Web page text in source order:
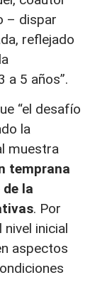
– dispar
reflejado
a 5 años”.
“el desafío
la
muestra
temprana
la
. Por
inicial
aspectos